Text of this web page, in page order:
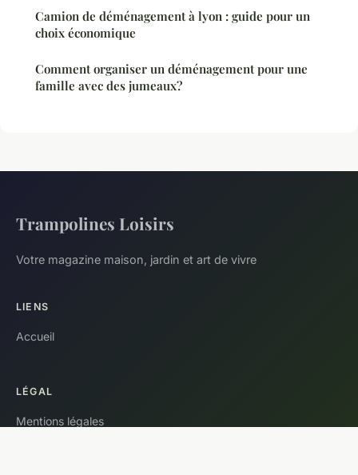
Camion de déménagement à lyon : guide pour un
choix économique
Comment organiser un déménagement pour une
famille avec des jumeaux?
Trampolines Loisirs
Votre magazine maison, jardin et art de vivre
LIENS
Accueil
LÉGAL
Mentions légales